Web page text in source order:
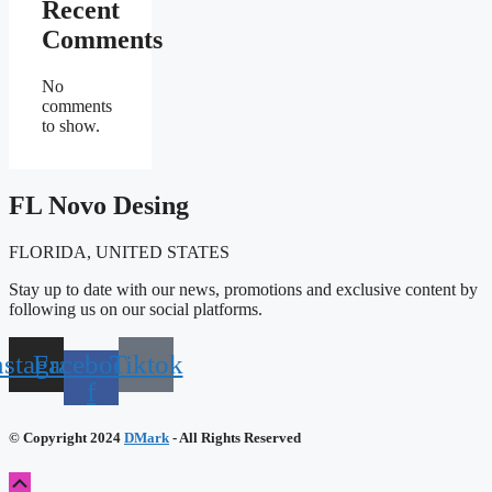
Recent
Comments
No
comments
to show.
FL Novo Desing
FLORIDA, UNITED STATES
Stay up to date with our news, promotions and exclusive content by
following us on our social platforms.
Facebook-
f
Tiktok
© Copyright 2024 DMark - All Rights Reserved